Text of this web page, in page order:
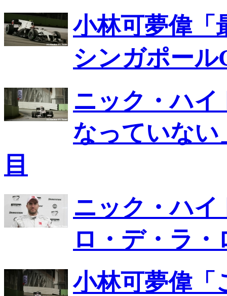
小林可夢偉「
シンガポール
ニック・ハ
なっていない
目
ニック・ハ
ロ・デ・ラ
小林可夢偉「